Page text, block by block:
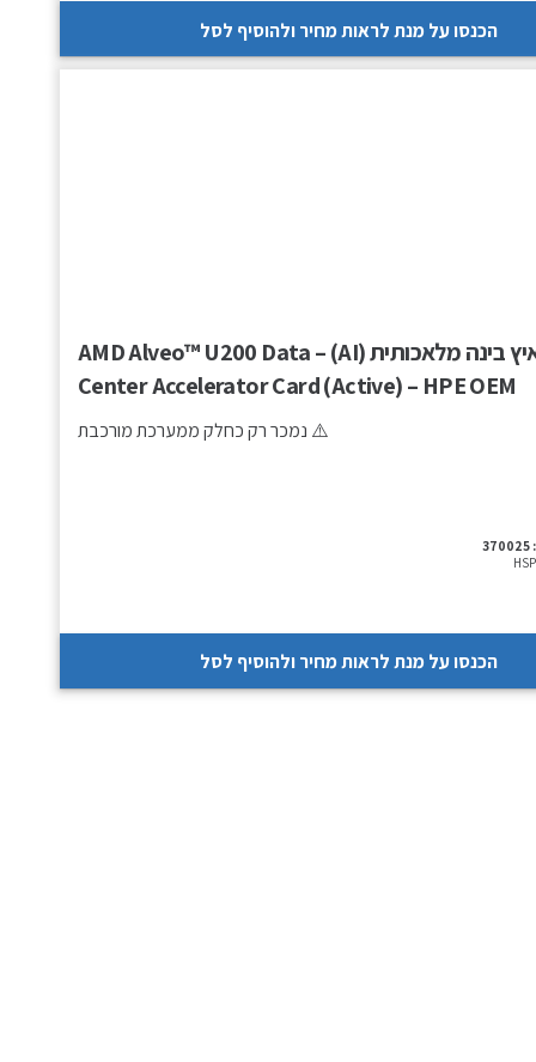
הכנסו על מנת לראות מחיר ולהוסיף לסל
מאיץ בינה מלאכותית (AI) – AMD Alveo™ U200 Data
Center Accelerator Card (Active) – HPE OEM
⚠️ נמכר רק כחלק ממערכת מורכבת
370025
הכנסו על מנת לראות מחיר ולהוסיף לסל